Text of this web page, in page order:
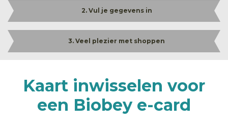
2. Vul je gegevens in
3. Veel plezier met shoppen
Kaart inwisselen voor
een Biobey e-card